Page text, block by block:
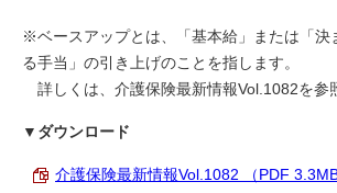
※ベースアップとは、「基本給」または「決
る手当」の引き上げのことを指します。
詳しくは、介護保険最新情報Vol.1082を参
▼ダウンロード
介護保険最新情報Vol.1082 （PDF 3.3MB